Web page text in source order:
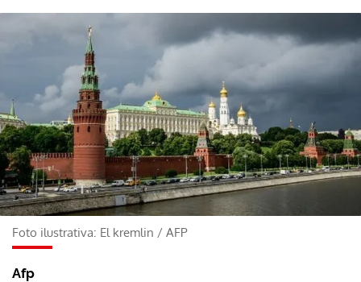
Foto ilustrativa: El kremlin / AFP
Afp